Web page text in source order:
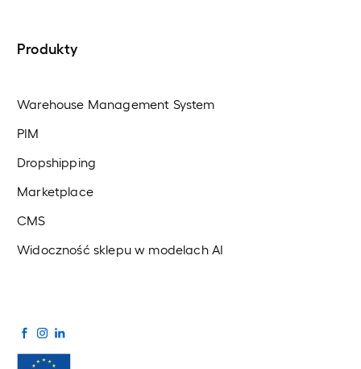
Produkty
Warehouse Management System
PIM
Dropshipping
Marketplace
CMS
Widoczność sklepu w modelach AI